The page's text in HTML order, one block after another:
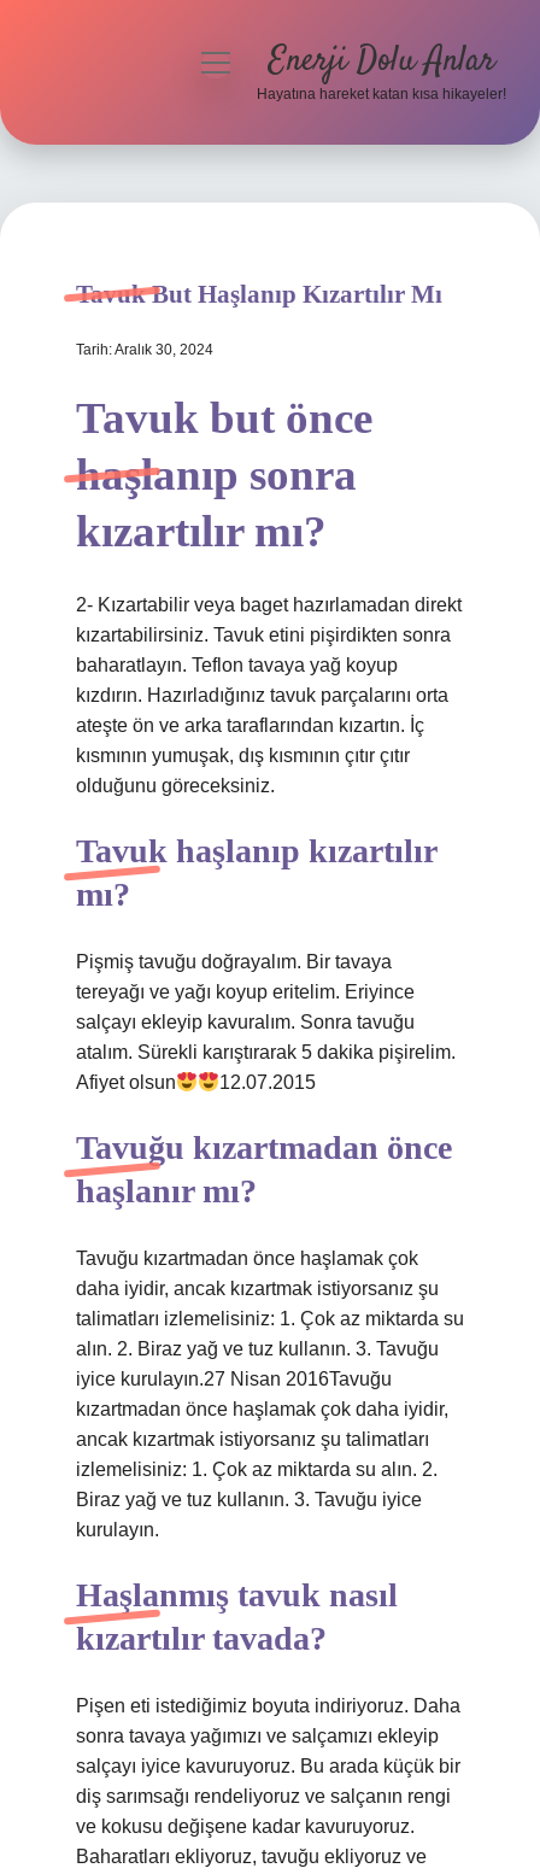
Hakkımızda
menüyüEnerji Dolu Anlar
Hayatına hareket katan kısa hikayeler!
Tavuk But Haşlanıp Kızartılır Mı
Tarih: Aralık 30, 2024
Tavuk but önce
haşlanıp sonra
kızartılır mı?
2- Kızartabilir veya baget hazırlamadan direkt
kızartabilirsiniz. Tavuk etini pişirdikten sonra
baharatlayın. Teflon tavaya yağ koyup
kızdırın. Hazırladığınız tavuk parçalarını orta
ateşte ön ve arka taraflarından kızartın. İç
kısmının yumuşak, dış kısmının çıtır çıtır
olduğunu göreceksiniz.
Tavuk haşlanıp kızartılır
mı?
Pişmiş tavuğu doğrayalım. Bir tavaya
tereyağı ve yağı koyup eritelim. Eriyince
salçayı ekleyip kavuralım. Sonra tavuğu
atalım. Sürekli karıştırarak 5 dakika pişirelim.
Afiyet olsun
12.07.2015
Tavuğu kızartmadan önce
haşlanır mı?
Tavuğu kızartmadan önce haşlamak çok
daha iyidir, ancak kızartmak istiyorsanız şu
talimatları izlemelisiniz: 1. Çok az miktarda su
alın. 2. Biraz yağ ve tuz kullanın. 3. Tavuğu
iyice kurulayın.27 Nisan 2016Tavuğu
kızartmadan önce haşlamak çok daha iyidir,
ancak kızartmak istiyorsanız şu talimatları
izlemelisiniz: 1. Çok az miktarda su alın. 2.
Biraz yağ ve tuz kullanın. 3. Tavuğu iyice
kurulayın.
Haşlanmış tavuk nasıl
kızartılır tavada?
Pişen eti istediğimiz boyuta indiriyoruz. Daha
sonra tavaya yağımızı ve salçamızı ekleyip
salçayı iyice kavuruyoruz. Bu arada küçük bir
diş sarımsağı rendeliyoruz ve salçanın rengi
ve kokusu değişene kadar kavuruyoruz.
Baharatları ekliyoruz, tavuğu ekliyoruz ve